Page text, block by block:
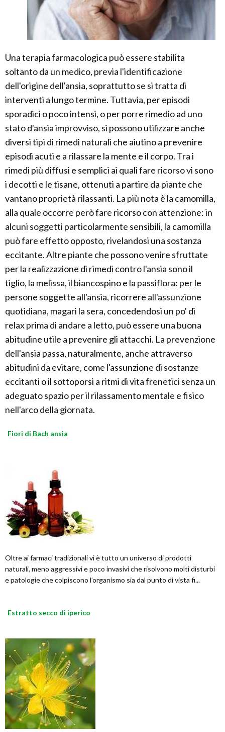
Una terapia farmacologica può essere stabilita
soltanto da un medico, previa l'identificazione
dell'origine dell'ansia, soprattutto se si tratta di
interventi a lungo termine. Tuttavia, per episodi
sporadici o poco intensi, o per porre rimedio ad uno
stato d'ansia improvviso, si possono utilizzare anche
diversi tipi di rimedi naturali che aiutino a prevenire
episodi acuti e a rilassare la mente e il corpo. Tra i
rimedi più diffusi e semplici ai quali fare ricorso vi sono
i decotti e le tisane, ottenuti a partire da piante che
vantano proprietà rilassanti. La più nota è la camomilla,
alla quale occorre però fare ricorso con attenzione: in
alcuni soggetti particolarmente sensibili, la camomilla
può fare effetto opposto, rivelandosi una sostanza
eccitante. Altre piante che possono venire sfruttate
per la realizzazione di rimedi contro l'ansia sono il
tiglio, la melissa, il biancospino e la passiflora: per le
persone soggette all'ansia, ricorrere all'assunzione
quotidiana, magari la sera, concedendosi un po' di
relax prima di andare a letto, può essere una buona
abitudine utile a prevenire gli attacchi. La prevenzione
dell'ansia passa, naturalmente, anche attraverso
abitudini da evitare, come l'assunzione di sostanze
eccitanti o il sottoporsi a ritmi di vita frenetici senza un
adeguato spazio per il rilassamento mentale e fisico
nell'arco della giornata.
Fiori di Bach ansia
Oltre ai farmaci tradizionali vi è tutto un universo di prodotti
naturali, meno aggressivi e poco invasivi che risolvono molti disturbi
e patologie che colpiscono l’organismo sia dal punto di vista fi...
Estratto secco di iperico